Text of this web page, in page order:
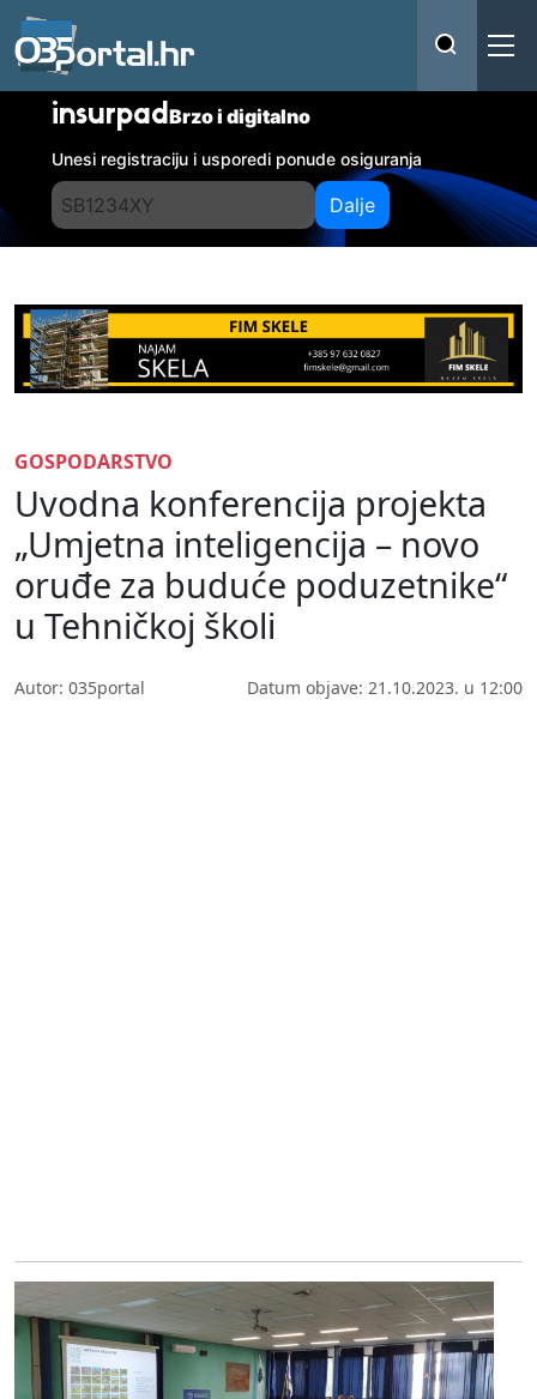
insurpadBrzo i digitalno
Unesi registraciju i usporedi ponude osiguranja
Dalje
GOSPODARSTVO
Uvodna konferencija projekta
„Umjetna inteligencija – novo
oruđe za buduće poduzetnike“
u Tehničkoj školi
Autor: 035portal Datum objave: 21.10.2023. u 12:00